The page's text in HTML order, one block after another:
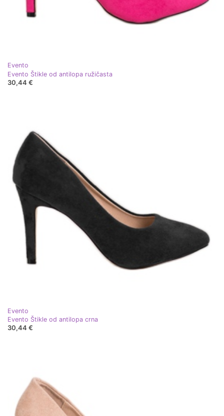
Evento
Evento Štikle od antilopa ružičasta
30,44 €
Evento
Evento Štikle od antilopa crna
30,44 €